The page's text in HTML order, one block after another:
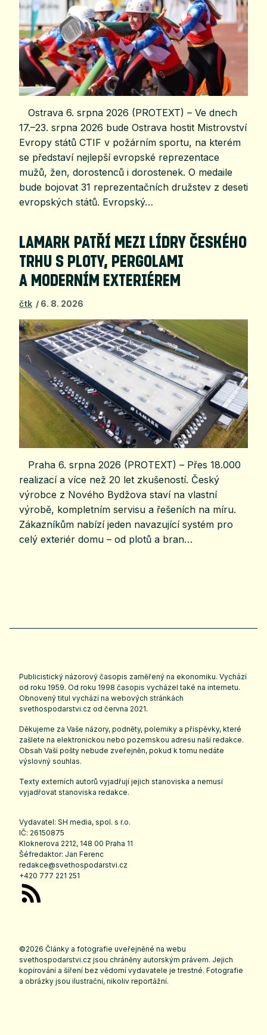
Ostrava 6. srpna 2026 (PROTEXT) – Ve dnech
17.–23. srpna 2026 bude Ostrava hostit Mistrovství
Evropy států CTIF v požárním sportu, na kterém
se představí nejlepší evropské reprezentace
mužů, žen, dorostenců i dorostenek. O medaile
bude bojovat 31 reprezentačních družstev z deseti
evropských států. Evropský…
LAMARK PATŘÍ MEZI LÍDRY ČESKÉHO
TRHU S PLOTY, PERGOLAMI
A MODERNÍM EXTERIÉREM
čtk 6. 8. 2026
Praha 6. srpna 2026 (PROTEXT) – Přes 18.000
realizací a více než 20 let zkušeností. Český
výrobce z Nového Bydžova staví na vlastní
výrobě, kompletním servisu a řešeních na míru.
Zákazníkům nabízí jeden navazující systém pro
celý exteriér domu – od plotů a bran…
Publicistický názorový časopis zaměřený na ekonomiku. Vychází
od roku 1959. Od roku 1998 časopis vycházel také na internetu.
Obnovený titul vychází na webových stránkách
svethospodarstvi.cz od června 2021.
Děkujeme za Vaše názory, podněty, polemiky a příspěvky, které
zašlete na elektronickou nebo pozemskou adresu naší redakce.
Obsah Vaší pošty nebude zveřejněn, pokud k tomu nedáte
výslovný souhlas.
Texty externích autorů vyjadřují jejich stanoviska a nemusí
vyjadřovat stanoviska redakce.
Vydavatel: SH media, spol. s r.o.
IČ: 26150875
Kloknerova 2212, 148 00 Praha 11
Šéfredaktor: Jan Ferenc
redakce@svethospodarstvi.cz
+420 777 221 251
©2026 Články a fotografie uveřejněné na webu
svethospodarstvi.cz jsou chráněny autorským právem. Jejich
kopírování a šíření bez vědomí vydavatele je trestné. Fotografie
a obrázky jsou ilustrační, nikoliv reportážní.